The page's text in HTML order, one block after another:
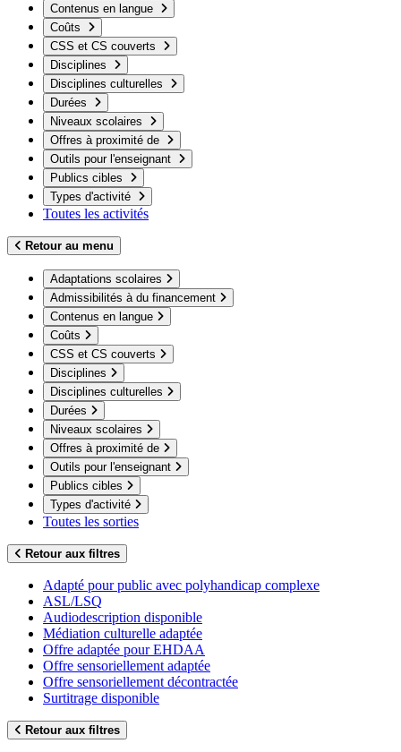
Contenus en langue
Coûts
CSS et CS couverts
Disciplines
Disciplines culturelles
Durées
Niveaux scolaires
Offres à proximité de
Outils pour l'enseignant
Publics cibles
Types d'activité
Toutes les activités
Retour au menu
Adaptations scolaires
Admissibilités à du financement
Contenus en langue
Coûts
CSS et CS couverts
Disciplines
Disciplines culturelles
Durées
Niveaux scolaires
Offres à proximité de
Outils pour l'enseignant
Publics cibles
Types d'activité
Toutes les sorties
Retour aux filtres
Adapté pour public avec polyhandicap complexe
ASL/LSQ
Audiodescription disponible
Médiation culturelle adaptée
Offre adaptée pour EHDAA
Offre sensoriellement adaptée
Offre sensoriellement décontractée
Surtitrage disponible
Retour aux filtres